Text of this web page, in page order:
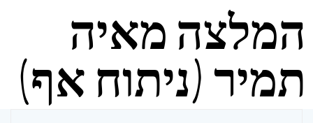
המלצה מאיה
תמיר (ניתוח אף)